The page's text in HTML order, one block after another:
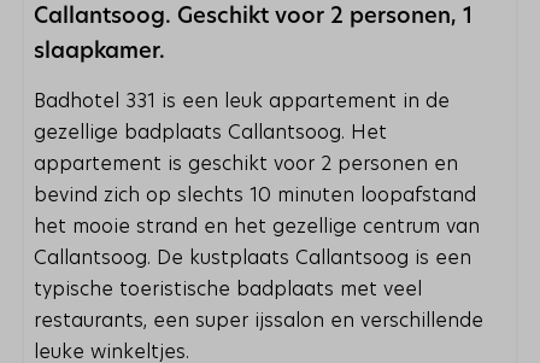
Callantsoog. Geschikt voor 2 personen, 1
slaapkamer.
Badhotel 331 is een leuk appartement in de
gezellige badplaats Callantsoog. Het
appartement is geschikt voor 2 personen en
bevind zich op slechts 10 minuten loopafstand
het mooie strand en het gezellige centrum van
Callantsoog. De kustplaats Callantsoog is een
typische toeristische badplaats met veel
restaurants, een super ijssalon en verschillende
leuke winkeltjes.